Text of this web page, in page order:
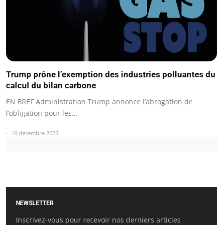
Trump prône l’exemption des industries polluantes du
calcul du bilan carbone
EN BREF Administration Trump annonce l’abrogation de
l’obligation pour les…
10 décembre 2025
NEWSLETTER
Inscrivez-vous pour recevoir nos derniers articles